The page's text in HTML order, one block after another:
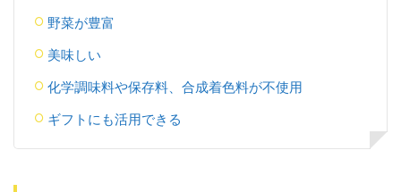
野菜が豊富
美味しい
化学調味料や保存料、合成着色料が不使用
ギフトにも活用できる